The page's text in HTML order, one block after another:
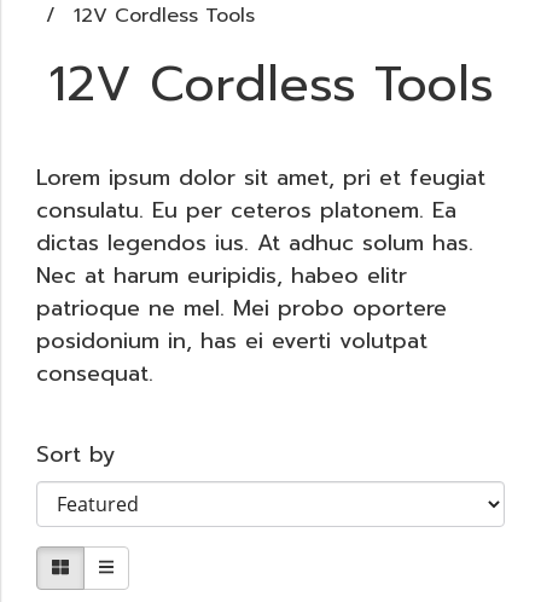
12V Cordless Tools
12V Cordless Tools
Lorem ipsum dolor sit amet, pri et feugiat
consulatu. Eu per ceteros platonem. Ea
dictas legendos ius. At adhuc solum has.
Nec at harum euripidis, habeo elitr
patrioque ne mel. Mei probo oportere
posidonium in, has ei everti volutpat
consequat.
Sort by